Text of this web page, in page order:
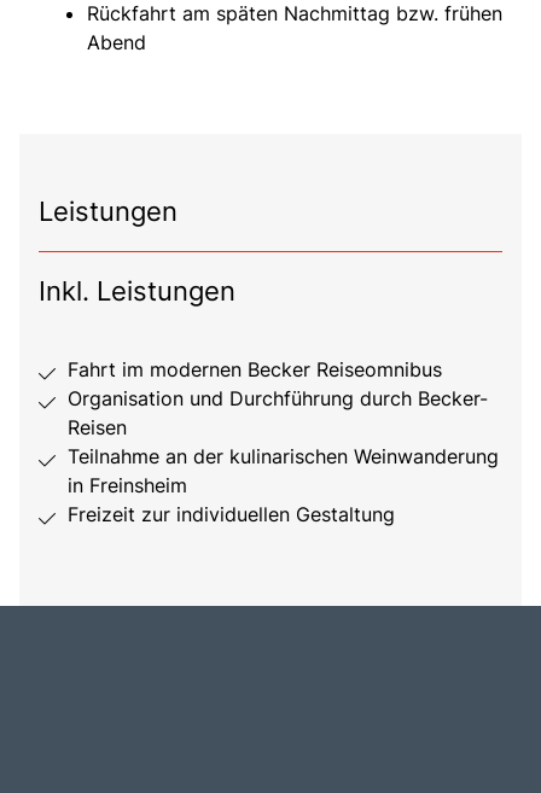
Rückfahrt am späten Nachmittag bzw. frühen
Abend
Leistungen
Inkl. Leistungen
Fahrt im modernen Becker Reiseomnibus
Organisation und Durchführung durch Becker-
Reisen
Teilnahme an der kulinarischen Weinwanderung
in Freinsheim
Freizeit zur individuellen Gestaltung